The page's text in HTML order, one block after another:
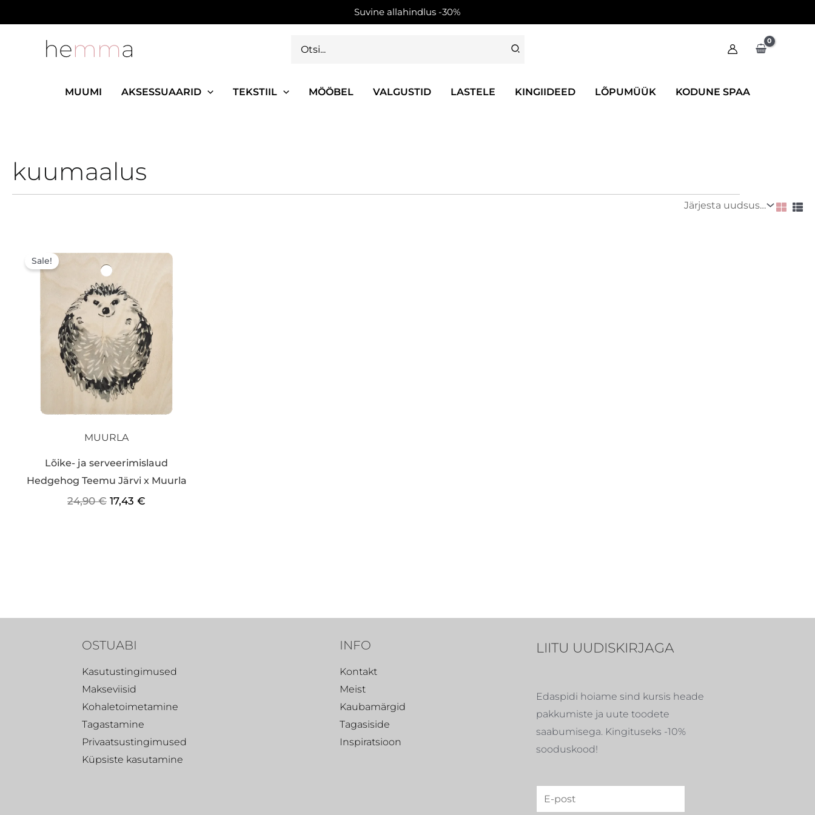
to
for:
MUUMI AKSESSUAARID TEKSTIIL MÖÖBEL VALGUSTID LASTELE KINGIIDEED LÕPUMÜÜK KODUNE SPAA
kuumaalus
MUURLA
Sale!
Lõike- ja serveerimislaud
Hedgehog Teemu Järvi x Muurla
24,90€
oli:
24,90 €.
17,43 €
OSTUABI
Kasutustingimused
Makseviisid
Kohaletoimetamine
Tagastamine
Privaatsustingimused
Küpsiste kasutamine
INFO
Kontakt
Meist
Kaubamärgid
Tagasiside
Inspiratsioon
LIITU UUDISKIRJAGA
Edaspidi hoiame sind kursis heade
pakkumiste ja uute toodete
saabumisega. Kingituseks -10%
sooduskood!
Suvine allahindlus -30%